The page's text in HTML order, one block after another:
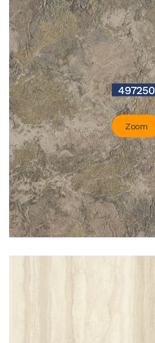
497250
Zoom